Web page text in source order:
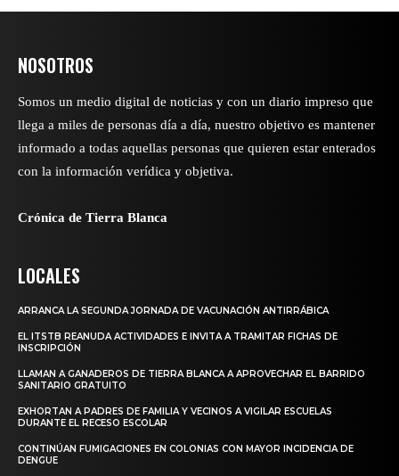
NOSOTROS
Somos un medio digital de noticias y con un diario impreso que
llega a miles de personas día a día, nuestro objetivo es mantener
informado a todas aquellas personas que quieren estar enterados
con la información verídica y objetiva.
Crónica de Tierra Blanca
LOCALES
ARRANCA LA SEGUNDA JORNADA DE VACUNACIÓN ANTIRRÁBICA
EL ITSTB REANUDA ACTIVIDADES E INVITA A TRAMITAR FICHAS DE
INSCRIPCIÓN
LLAMAN A GANADEROS DE TIERRA BLANCA A APROVECHAR EL BARRIDO
SANITARIO GRATUITO
EXHORTAN A PADRES DE FAMILIA Y VECINOS A VIGILAR ESCUELAS
DURANTE EL RECESO ESCOLAR
CONTINÚAN FUMIGACIONES EN COLONIAS CON MAYOR INCIDENCIA DE
DENGUE